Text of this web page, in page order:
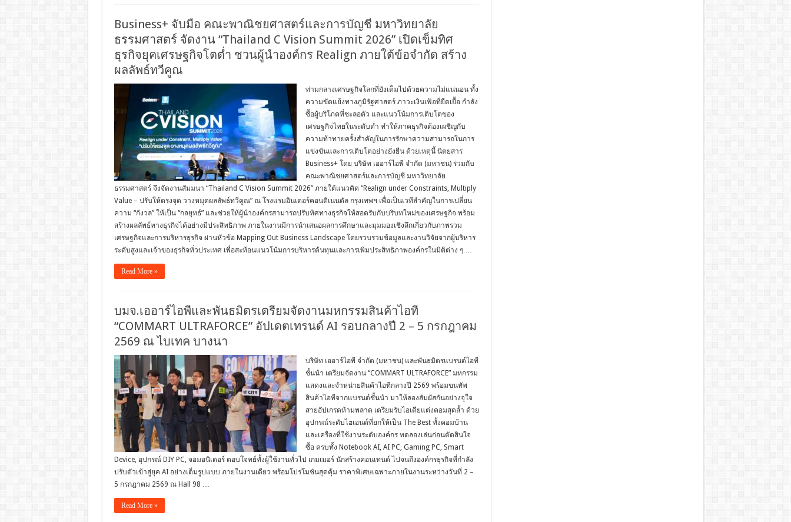
Business+ จับมือ คณะพาณิชยศาสตร์และการบัญชี มหาวิทยาลัย
ธรรมศาสตร์ จัดงาน “Thailand C Vision Summit 2026” เปิดเข็มทิศ
ธุรกิจยุคเศรษฐกิจโตต่ำ ชวนผู้นำองค์กร Realign ภายใต้ข้อจำกัด สร้าง
ผลลัพธ์ทวีคูณ
ท่ามกลางเศรษฐกิจโลกที่ยังเต็มไปด้วยความไม่แน่นอน ทั้ง
ความขัดแย้งทางภูมิรัฐศาสตร์ ภาวะเงินเฟ้อที่ยืดเยื้อ กำลัง
ซื้อผู้บริโภคที่ชะลอตัว และแนวโน้มการเติบโตของ
เศรษฐกิจไทยในระดับต่ำ ทำให้ภาคธุรกิจต้องเผชิญกับ
ความท้าทายครั้งสำคัญในการรักษาความสามารถในการ
แข่งขันและการเติบโตอย่างยั่งยืน ด้วยเหตุนี้ นิตยสาร
Business+ โดย บริษัท เออาร์ไอพี จำกัด (มหาชน) ร่วมกับ
คณะพาณิชยศาสตร์และการบัญชี มหาวิทยาลัย
ธรรมศาสตร์ จึงจัดงานสัมมนา “Thailand C Vision Summit 2026” ภายใต้แนวคิด “Realign under Constraints, Multiply
Value – ปรับให้ตรงจุด วางหมุดผลลัพธ์ทวีคูณ” ณ โรงแรมอินเตอร์คอนติเนนตัล กรุงเทพฯ เพื่อเป็นเวทีสำคัญในการเปลี่ยน
ความ “กังวล” ให้เป็น “กลยุทธ์” และช่วยให้ผู้นำองค์กรสามารถปรับทิศทางธุรกิจให้สอดรับกับบริบทใหม่ของเศรษฐกิจ พร้อม
สร้างผลลัพธ์ทางธุรกิจได้อย่างมีประสิทธิภาพ ภายในงานมีการนำเสนอผลการศึกษาและมุมมองเชิงลึกเกี่ยวกับภาพรวม
เศรษฐกิจและการบริหารธุรกิจ ผ่านหัวข้อ Mapping Out Business Landscape โดยรวบรวมข้อมูลและงานวิจัยจากผู้บริหาร
ระดับสูงและเจ้าของธุรกิจทั่วประเทศ เพื่อสะท้อนแนวโน้มการบริหารต้นทุนและการเพิ่มประสิทธิภาพองค์กรในมิติต่าง ๆ …
Read More »
บมจ.เออาร์ไอพีและพันธมิตรเตรียมจัดงานมหกรรมสินค้าไอที
“COMMART ULTRAFORCE” อัปเดตเทรนด์ AI รอบกลางปี 2 – 5 กรกฎาคม
2569 ณ ไบเทค บางนา
บริษัท เออาร์ไอพี จำกัด (มหาชน) และพันธมิตรแบรนด์ไอที
ชั้นนำ เตรียมจัดงาน “COMMART ULTRAFORCE” มหกรรม
แสดงและจำหน่ายสินค้าไอทีกลางปี 2569 พร้อมขนทัพ
สินค้าไอทีจากแบรนด์ชั้นนำ มาให้ลองสัมผัสกันอย่างจุใจ
สายอัปเกรดห้ามพลาด เตรียมรับไอเดียแต่งคอมสุดล้ำ ด้วย
อุปกรณ์ระดับไฮเอนด์ที่ยกให้เป็น The Best ทั้งคอมบ้าน
และเครื่องที่ใช้งานระดับองค์กร ทดลองเล่นก่อนตัดสินใจ
ซื้อ ครบทั้ง Notebook AI, AI PC, Gaming PC, Smart
Device, อุปกรณ์ DIY PC, จอมอนิเตอร์ ตอบโจทย์ทั้งผู้ใช้งานทั่วไป เกมเมอร์ นักสร้างคอนเทนต์ ไปจนถึงองค์กรธุรกิจที่กำลัง
ปรับตัวเข้าสู่ยุค AI อย่างเต็มรูปแบบ ภายในงานเดียว พร้อมโปรโมชันสุดคุ้ม ราคาพิเศษเฉพาะภายในงานระหว่างวันที่ 2 –
5 กรกฎาคม 2569 ณ Hall 98 …
Read More »